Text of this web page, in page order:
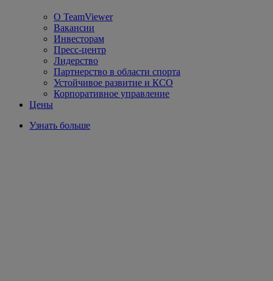
О TeamViewer
Вакансии
Инвесторам
Пресс-центр
Лидерство
Партнерство в области спорта
Устойчивое развитие и КСО
Корпоративное управление
Цены
Узнать больше